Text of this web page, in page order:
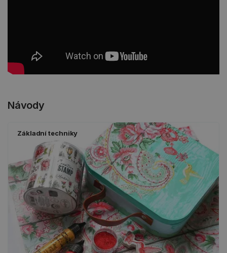
Návody
Základní techniky